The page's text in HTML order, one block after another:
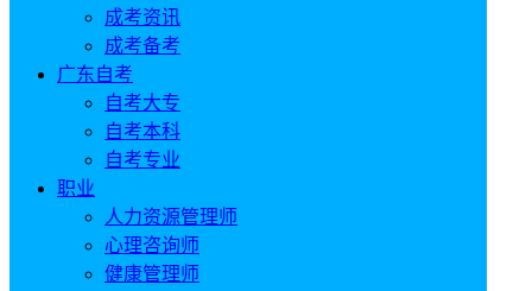
成考资讯
成考备考
广东自考
自考大专
自考本科
自考专业
职业
人力资源管理师
心理咨询师
健康管理师